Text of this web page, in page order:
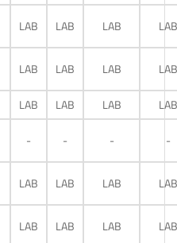
LAB LAB LAB LAB
LAB LAB LAB LAB
LAB LAB LAB
LAB
- - - -
LAB LAB LAB LAB
LAB LAB LAB LAB